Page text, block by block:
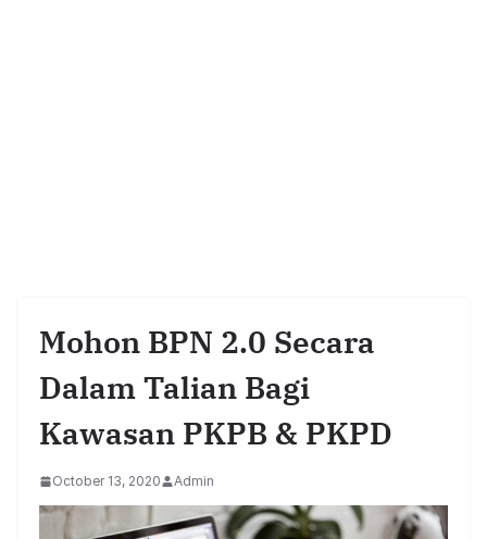
Mohon BPN 2.0 Secara
Dalam Talian Bagi
Kawasan PKPB & PKPD
October 13, 2020 Admin